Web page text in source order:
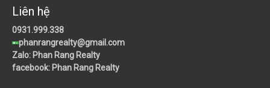
Liên hệ
0931.999.338
phanrangrealty@gmail.com
Zalo: Phan Rang Realty
facebook: Phan Rang Realty